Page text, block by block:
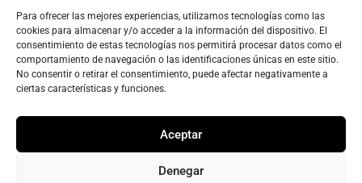
Para ofrecer las mejores experiencias, utilizamos tecnologías como las
cookies para almacenar y/o acceder a la información del dispositivo. El
consentimiento de estas tecnologías nos permitirá procesar datos como el
comportamiento de navegación o las identificaciones únicas en este sitio.
No consentir o retirar el consentimiento, puede afectar negativamente a
ciertas características y funciones.
Aceptar
Denegar
PUBLICIDAD:publicidad@carteleraturia.com |
REDACCIÓN:turia@carteleraturia.com
actos@carteleraturia.com
TIENDA ONLINE:tienda@carteleraturia.com
EDICIÓN
PUBLICACIONES TURIA S.L. Depósito Legal: V-151-